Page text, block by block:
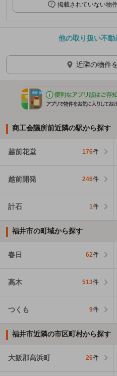
掲載されていない物
他の取り扱い不
近隣の物件
商工会議所前近隣の駅から探す
越前花堂 176件
越前開発 246件
計石 1件
福井市の町域から探す
春日 62件
高木 513件
つくも 9件
福井市近隣の市区町村から探す
大飯郡高浜町 26件